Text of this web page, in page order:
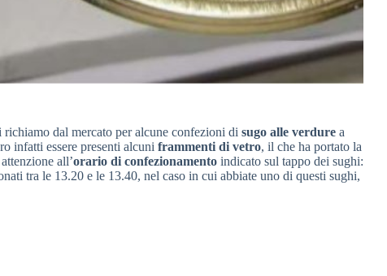
dal mercato per alcune confezioni di sugo alle verdure a
infatti essere presenti alcuni frammenti di vetro, il che ha portato la
all’orario di confezionamento indicato sul tappo dei sughi:
tra le 13.20 e le 13.40, nel caso in cui abbiate uno di questi sughi,